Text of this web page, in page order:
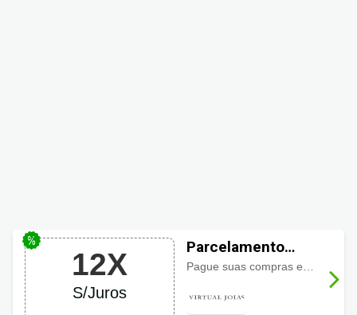
12X
S/Juros
Parcelamento
Virtual Joias